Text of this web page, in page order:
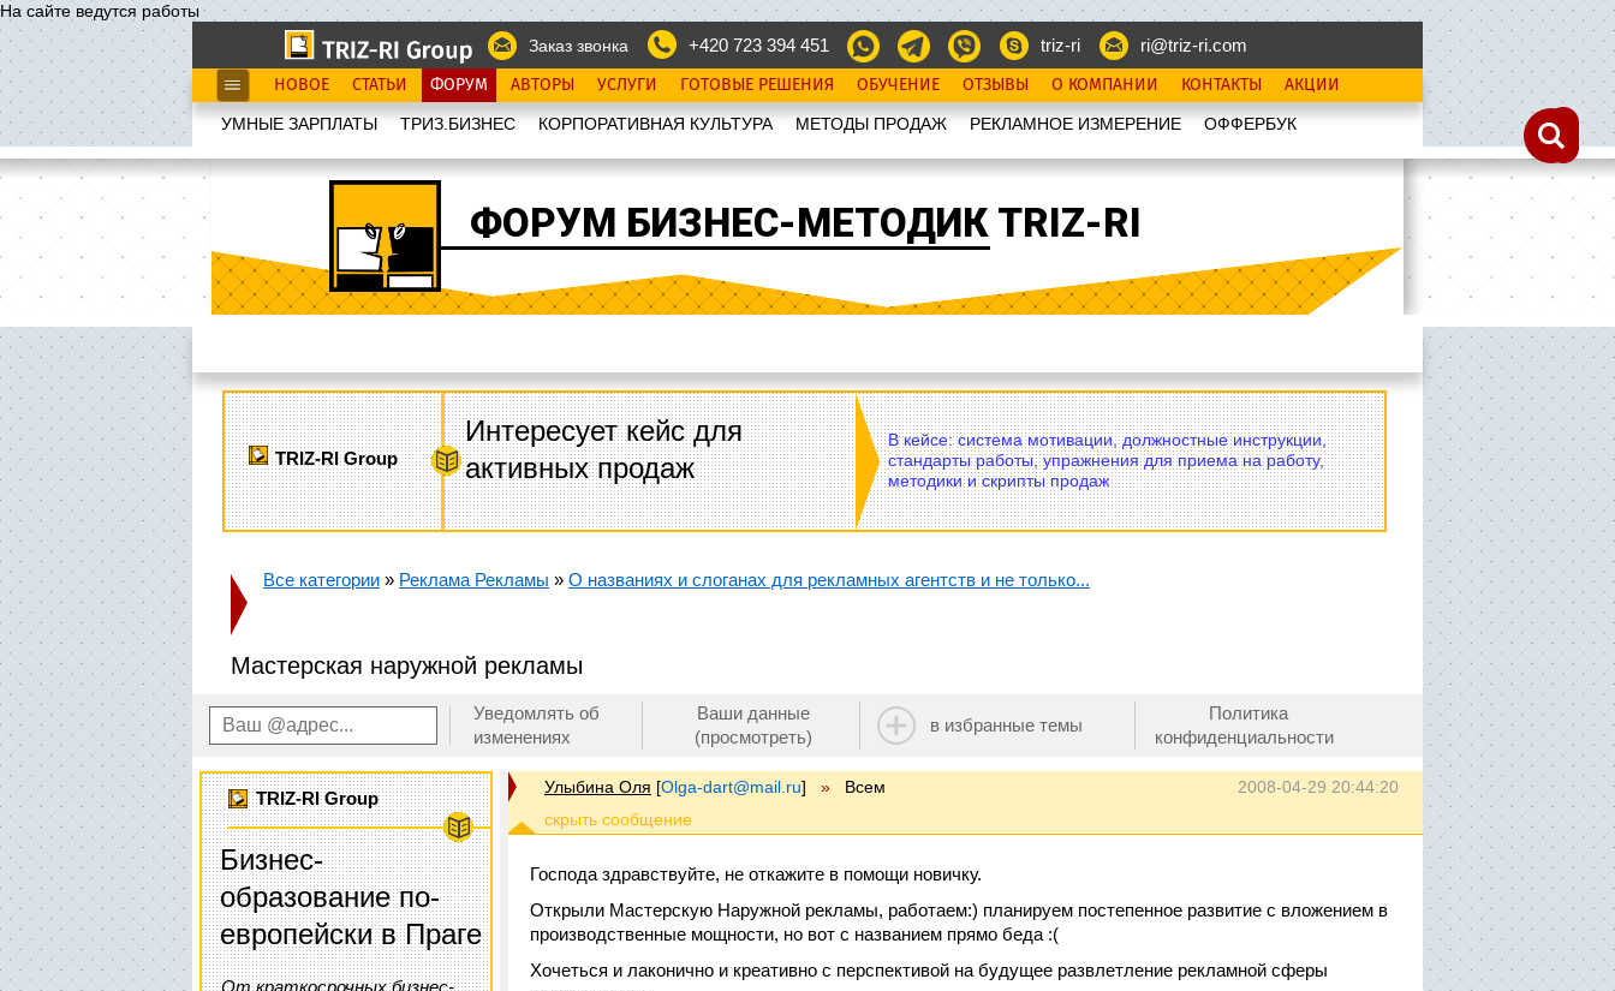
На сайте ведутся работы
Заказ звонка
+420 723 394 451 triz-ri ri@triz-ri.com
НОВОЕ СТАТЬИ ФОРУМ АВТОРЫ УСЛУГИ ГОТОВЫЕ РЕШЕНИЯ ОБУЧЕНИЕ ОТЗЫВЫ О КОМПАНИИ КОНТАКТЫ АКЦИИ
УМНЫЕ ЗАРПЛАТЫ ТРИЗ.БИЗНЕС КОРПОРАТИВНАЯ КУЛЬТУРА МЕТОДЫ ПРОДАЖ РЕКЛАМНОЕ ИЗМЕРЕНИЕ OФФЕРБУК
ФОРУМ БИЗНЕС-МЕТОДИК TRIZ-RI
TRIZ-RI Group
Интересует кейс для
активных продаж
В кейсе: система мотивации, должностные инструкции,
стандарты работы, упражнения для приема на работу,
методики и скрипты продаж
Все категории » Реклама Рекламы » О названиях и слоганах для рекламных агентств и не только...
Мастерская наружной рекламы
Уведомлять об
изменениях
Ваши данные
(просмотреть)
в избранные темы
Политика
конфиденциальности
TRIZ-RI Group
Бизнес-
образование по-
европейски в Праге
От краткосрочных бизнес-
2008-04-29 20:44:20
Улыбина Оля [Olga-dart@mail.ru] » Всем
Господа здравствуйте, не откажите в помощи новичку.
Открыли Мастерскую Наружной рекламы, работаем:) планируем постепенное развитие с вложением в
производственные мощности, но вот с названием прямо беда :(
Хочеться и лаконично и креативно с перспективой на будущее развлетление рекламной сферы